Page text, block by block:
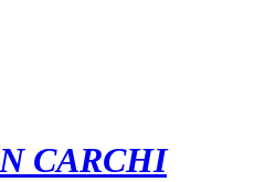
CARCHI